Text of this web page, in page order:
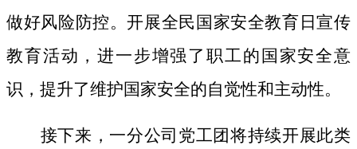
做好风险防控。开展全民国家安全教育日宣传
教育活动，进一步增强了职工的国家安全意
识，提升了维护国家安全的自觉性和主动性。
接下来，一分公司党工团将持续开展此类